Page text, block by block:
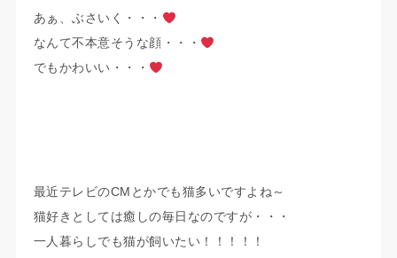
あぁ、ぶさいく・・・
なんて不本意そうな顔・・・
でもかわいい・・・
最近テレビのCMとかでも猫多いですよね～
猫好きとしては癒しの毎日なのですが・・・
一人暮らしでも猫が飼いたい！！！！！